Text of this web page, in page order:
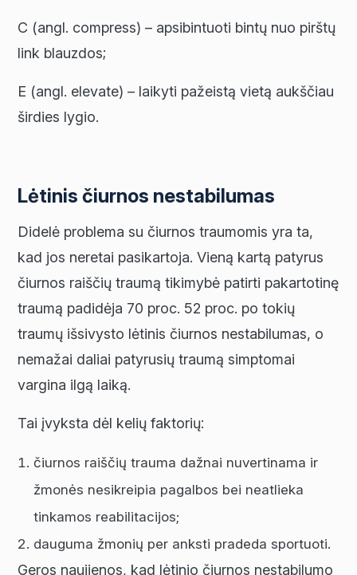
C (angl. compress) – apsibintuoti bintų nuo pirštų
link blauzdos;
E (angl. elevate) – laikyti pažeistą vietą aukščiau
širdies lygio.
Lėtinis čiurnos nestabilumas
Didelė problema su čiurnos traumomis yra ta,
kad jos neretai pasikartoja. Vieną kartą patyrus
čiurnos raiščių traumą tikimybė patirti pakartotinę
traumą padidėja 70 proc. 52 proc. po tokių
traumų išsivysto lėtinis čiurnos nestabilumas, o
nemažai daliai patyrusių traumą simptomai
vargina ilgą laiką.
Tai įvyksta dėl kelių faktorių:
čiurnos raiščių trauma dažnai nuvertinama ir
žmonės nesikreipia pagalbos bei neatlieka
tinkamos reabilitacijos;
dauguma žmonių per anksti pradeda sportuoti.
Geros naujienos, kad lėtinio čiurnos nestabilumo